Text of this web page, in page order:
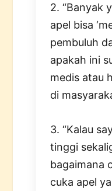
2. “Banyak
apel bisa
pembuluh
apakah ini
medis atau
di
3. “Kalau
tinggi
bagaimana
cuka apel